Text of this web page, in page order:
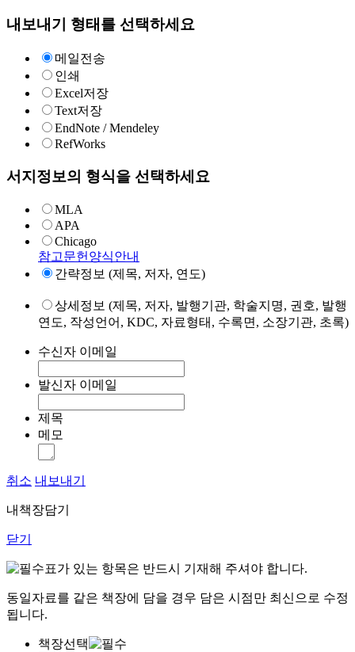
내보내기 형태를 선택하세요
메일전송
인쇄
Excel저장
Text저장
EndNote / Mendeley
RefWorks
서지정보의 형식을 선택하세요
MLA
APA
Chicago
참고문헌양식안내
간략정보 (제목, 저자, 연도)
상세정보 (제목, 저자, 발행기관, 학술지명, 권호, 발행
연도, 작성언어, KDC, 자료형태, 수록면, 소장기관, 초록)
수신자 이메일
발신자 이메일
제목
메모
취소 내보내기
내책장담기
닫기
표가 있는 항목은 반드시 기재해 주셔야 합니다.
동일자료를 같은 책장에 담을 경우 담은 시점만 최신으로 수정
됩니다.
책장선택